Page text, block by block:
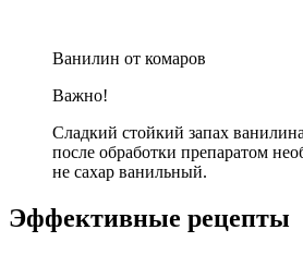
Ванилин от комаров
Важно!
Сладкий стойкий запах
после обработки препаратом
не сахар ванильный.
Эффективные рецепты